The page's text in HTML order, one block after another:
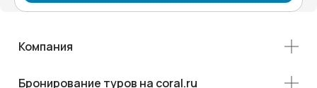
Компания
Бронирование туров на coral.ru